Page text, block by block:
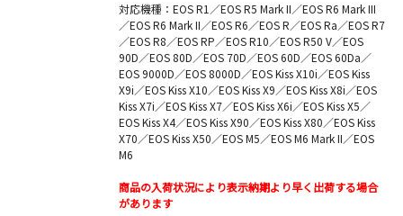
対応機種：EOS R1／EOS R5 Mark II／EOS R6 Mark III
／EOS R6 Mark II／EOS R6／EOS R／EOS Ra／EOS R7
／EOS R8／EOS RP／EOS R10／EOS R50 V／EOS
90D／EOS 80D／EOS 70D／EOS 60D／EOS 60Da／
EOS 9000D／EOS 8000D／EOS Kiss X10i／EOS Kiss
X9i／EOS Kiss X10／EOS Kiss X9／EOS Kiss X8i／EOS
Kiss X7i／EOS Kiss X7／EOS Kiss X6i／EOS Kiss X5／
EOS Kiss X4／EOS Kiss X90／EOS Kiss X80／EOS Kiss
X70／EOS Kiss X50／EOS M5／EOS M6 Mark II／EOS
M6
商品の入荷状況により表示納期より早く出荷する場合
があります